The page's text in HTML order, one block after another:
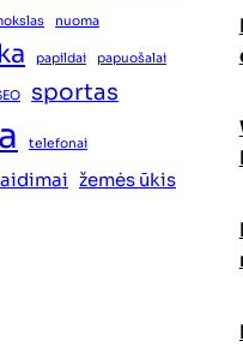
nuoma
papildai papuošalai
sportas
telefonai
žemės ūkis